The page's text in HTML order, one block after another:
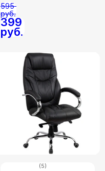
399
руб.
595
руб.
(5)